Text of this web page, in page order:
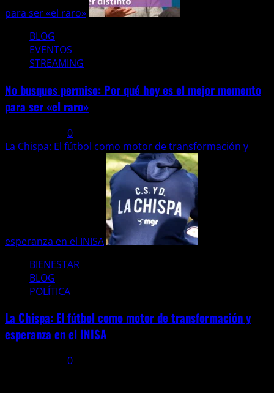
para ser «el raro»
BLOG
EVENTOS
STREAMING
No busques permiso: Por qué hoy es el mejor momento
para ser «el raro»
0
La Chispa: El fútbol como motor de transformación y
esperanza en el INISA
BIENESTAR
BLOG
POLÍTICA
La Chispa: El fútbol como motor de transformación y
esperanza en el INISA
0